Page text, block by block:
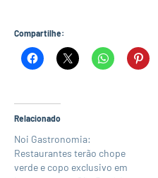
Compartilhe:
Relacionado
Noi Gastronomia:
Restaurantes terão chope
verde e copo exclusivo em